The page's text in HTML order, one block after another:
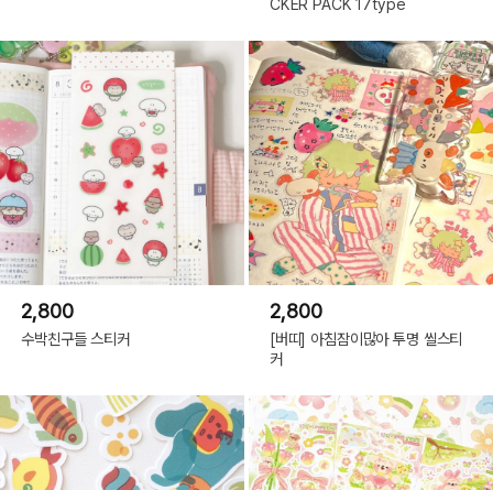
CKER PACK 17type
2,800
수박친구들 스티커
2,800
[버띠] 아침잠이많아 투명 씰스티
커